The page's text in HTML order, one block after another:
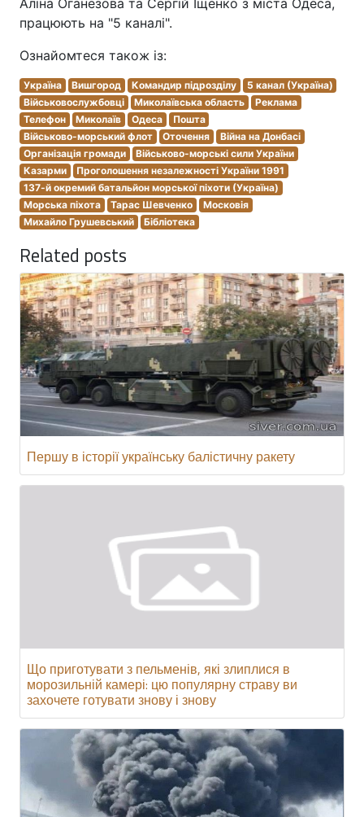
Аліна Оганезова та Сергій Іщенко з міста Одеса,
працюють на "5 каналі".
Ознайомтеся також із:
Україна Вишгород Командир підрозділу
5 канал (Україна)
Військовослужбовці
Миколаївська область
Реклама
Телефон
Миколаїв Одеса
Пошта
Військово-морський флот
Оточення
Війна на Донбасі
Організація громади
Військово-морські сили України
Казарми
Проголошення незалежності України 1991
137-й окремий батальйон морської піхоти (Україна)
Морська піхота
Тарас Шевченко
Московія
Михайло Грушевський
Бібліотека
Related posts
Першу в історії українську балістичну ракету
Що приготувати з пельменів, які злиплися в
морозильній камері: цю популярну страву ви
захочете готувати знову і знову